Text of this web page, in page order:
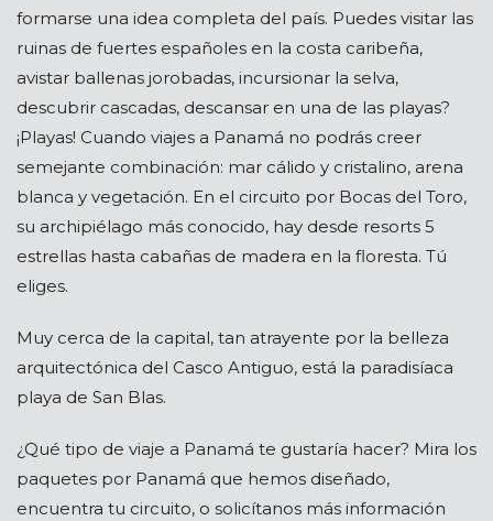
formarse una idea completa del país. Puedes visitar las
ruinas de fuertes españoles en la costa caribeña,
avistar ballenas jorobadas, incursionar la selva,
descubrir cascadas, descansar en una de las playas?
¡Playas! Cuando viajes a Panamá no podrás creer
semejante combinación: mar cálido y cristalino, arena
blanca y vegetación. En el circuito por Bocas del Toro,
su archipiélago más conocido, hay desde resorts 5
estrellas hasta cabañas de madera en la floresta. Tú
eliges.
Muy cerca de la capital, tan atrayente por la belleza
arquitectónica del Casco Antiguo, está la paradisíaca
playa de San Blas.
¿Qué tipo de viaje a Panamá te gustaría hacer? Mira los
paquetes por Panamá que hemos diseñado,
encuentra tu circuito, o solicítanos más información